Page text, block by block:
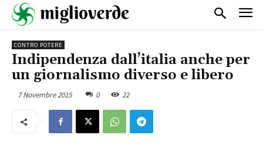
CONTRO POTERE
Indipendenza dall’italia anche per
un giornalismo diverso e libero
7 Novembre 2015 0 22